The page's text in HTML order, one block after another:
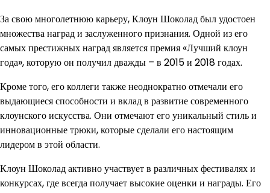
За свою многолетнюю карьеру, Клоун Шоколад был удостоен
множества наград и заслуженного признания. Одной из его
самых престижных наград является премия «Лучший клоун
года», которую он получил дважды – в 2015 и 2018 годах.
Кроме того, его коллеги также неоднократно отмечали его
выдающиеся способности и вклад в развитие современного
клоунского искусства. Они отмечают его уникальный стиль и
инновационные трюки, которые сделали его настоящим
лидером в этой области.
Клоун Шоколад активно участвует в различных фестивалях и
конкурсах, где всегда получает высокие оценки и награды. Его